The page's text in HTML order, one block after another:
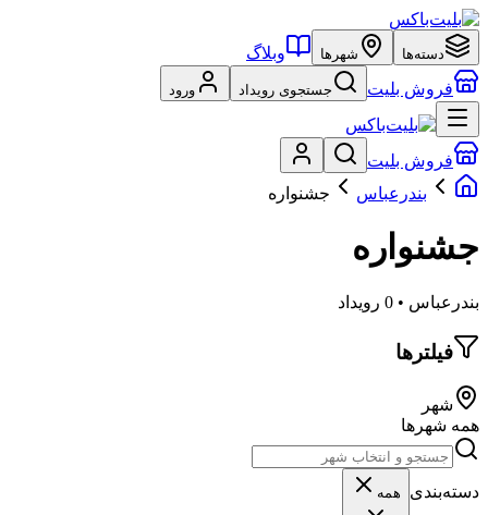
دسته‌ها شهرها
وبلاگ
فروش بلیت
جستجوی رویداد ورود
فروش بلیت
بندرعباس
جشنواره
جشنواره
بندرعباس • 0 رویداد
فیلترها
شهر
همه شهرها
دسته‌بندی همه